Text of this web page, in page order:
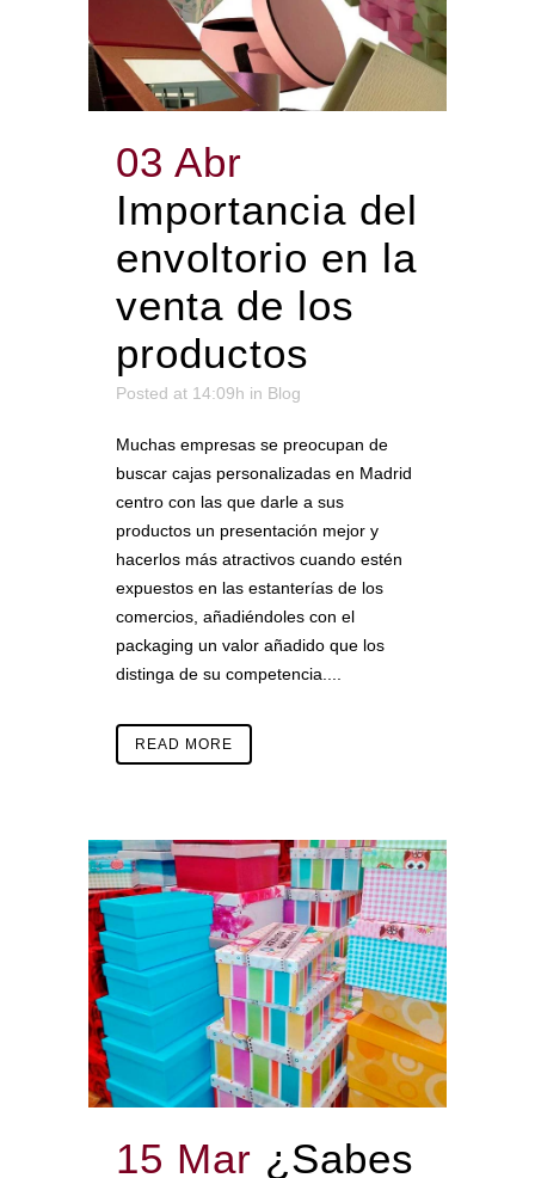
03 Abr
Importancia del
envoltorio en la
venta de los
productos
Posted at 14:09h in Blog
Muchas empresas se preocupan de
buscar cajas personalizadas en Madrid
centro con las que darle a sus
productos un presentación mejor y
hacerlos más atractivos cuando estén
expuestos en las estanterías de los
comercios, añadiéndoles con el
packaging un valor añadido que los
distinga de su competencia....
READ MORE
15 Mar ¿Sabes